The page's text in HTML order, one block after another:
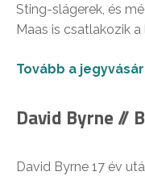
Sting-slágerek, és
Maas is csatlakozik
Tovább a
David Byrne //
David Byrne 17 év